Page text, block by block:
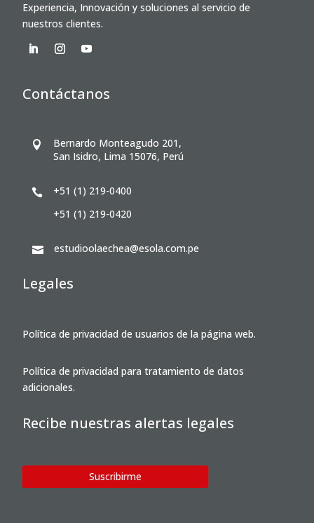
Experiencia, Innovación y soluciones al servicio de
nuestros clientes.
Contáctanos

Bernardo Monteagudo 201,
San Isidro, Lima 15076, Perú

+51 (1) 219-0400
+51 (1) 219-0420
 estudioolaechea@esola.com.pe
Legales
Política de privacidad de usuarios de la página web.
Política de privacidad para tratamiento de datos
adicionales.
Recibe nuestras alertas legales
Suscribirme